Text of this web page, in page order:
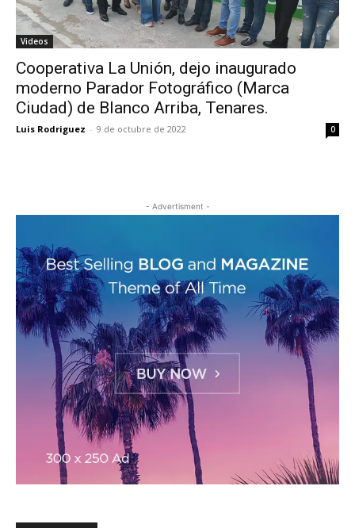
Videos
Cooperativa La Unión, dejo inaugurado
moderno Parador Fotográfico (Marca
Ciudad) de Blanco Arriba, Tenares.
Luis Rodriguez - 9 de octubre de 2022 0
- Advertisment -